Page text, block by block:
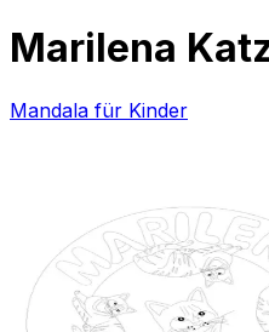
Marilena
Mandala für Kinder